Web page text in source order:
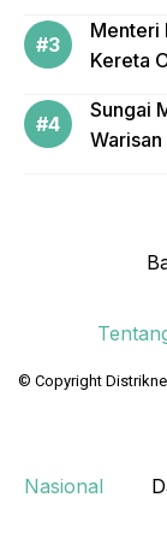
Menteri
Kereta
Sungai
© Copyright
Nasional